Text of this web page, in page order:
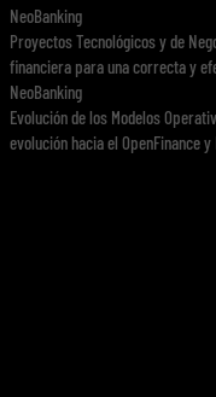
NeoBanking
Proyectos Tecnológicos y de
financiera para una correcta y
NeoBanking
Evolución de los Modelos
evolución hacia el OpenFinance y